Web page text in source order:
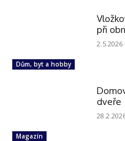
Dům, byt a hobby
při
2.5.2026
Magazín
dveře